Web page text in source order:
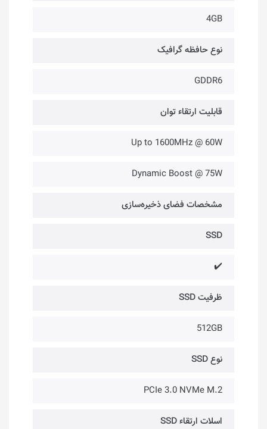
4GB
نوع حافظه گرافیک
GDDR6
قابلیت ارتقاء توان
Up to 1600MHz @ 60W
Dynamic Boost @ 75W
مشخصات فضای ذخیره‌سازی
SSD
✔️
ظرفیت SSD
512GB
نوع SSD
PCIe 3.0 NVMe M.2
اسلات ارتقاء SSD